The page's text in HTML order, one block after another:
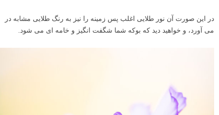
در این صورت آن نور طلایی اغلب پس زمینه را نیز به رنگ طلایی مشابه در
می آورد، و خواهید دید که بوکه شما شگفت انگیز و خامه ای می شود.